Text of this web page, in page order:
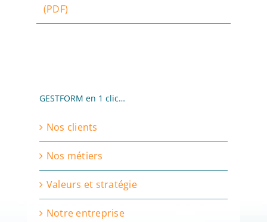
(PDF)
GESTFORM en 1 clic…
Nos clients
Nos métiers
Valeurs et stratégie
Notre entreprise